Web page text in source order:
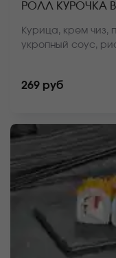
РОЛЛ КУРОЧКА
Курица, крем чиз,
укропный соус,
269 руб